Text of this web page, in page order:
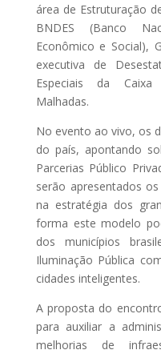
área de Estruturação
BNDES (Banco
Econômico e Social),
executiva de
Especiais da Caixa
Malhadas.
No evento ao vivo, os
do país, apontando
Parcerias Público
serão apresentados
na estratégia dos
forma este modelo
dos municípios
Iluminação Pública
cidades inteligentes.
A proposta do
para auxiliar a
melhorias de